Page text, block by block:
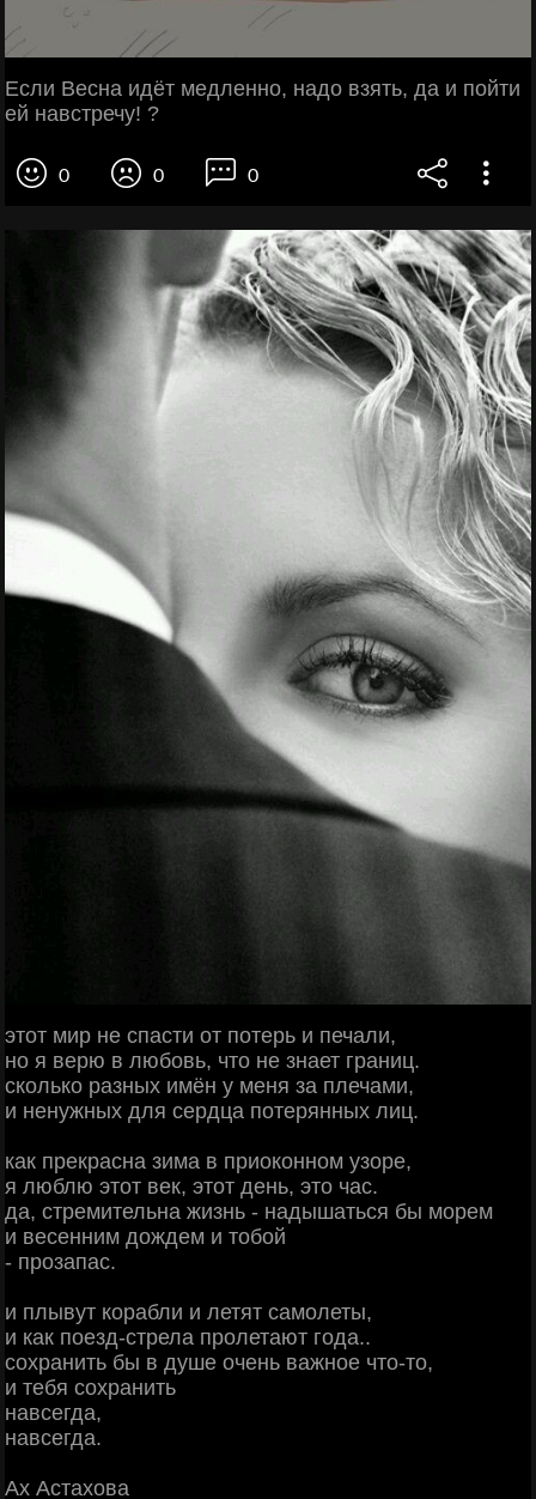
Если Весна идёт медленно, надо взять, да и пойти
ей навстречу! ?
0 0 0
этот мир не спасти от потерь и печали,
но я верю в любовь, что не знает границ.
сколько разных имён у меня за плечами,
и ненужных для сердца потерянных лиц.
как прекрасна зима в приоконном узоре,
я люблю этот век, этот день, это час.
да, стремительна жизнь - надышаться бы морем
и весенним дождем и тобой
- прозапас.
и плывут корабли и летят самолеты,
и как поезд-стрела пролетают года..
сохранить бы в душе очень важное что-то,
и тебя сохранить
навсегда,
навсегда.
Ах Астахова